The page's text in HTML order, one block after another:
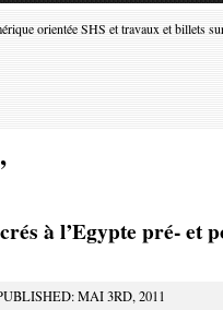
orientée SHS et travaux et billets
à l’Egypte pré- et
MAI 3RD, 2011